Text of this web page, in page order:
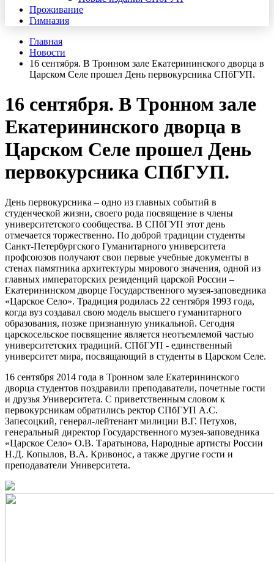
Проживание
Гимназия
Главная
Новости
16 сентября. В Тронном зале Екатерининского дворца в
Царском Селе прошел День первокурсника СПбГУП.
16 сентября. В Тронном зале
Екатерининского дворца в
Царском Селе прошел День
первокурсника СПбГУП.
День первокурсника – одно из главных событий в
студенческой жизни, своего рода посвящение в члены
университетского сообщества. В СПбГУП этот день
отмечается торжественно. По доброй традиции студенты
Санкт-Петербургского Гуманитарного университета
профсоюзов получают свои первые учебные документы в
стенах памятника архитектуры мирового значения, одной из
главных императорских резиденций царской России –
Екатерининском дворце Государственного музея-заповедника
«Царское Село». Традиция родилась 22 сентября 1993 года,
когда вуз создавал свою модель высшего гуманитарного
образования, позже признанную уникальной. Сегодня
царскосельское посвящение является неотъемлемой частью
университетских традиций. СПбГУП - единственный
университет мира, посвящающий в студенты в Царском Селе.
16 сентября 2014 года в Тронном зале Екатерининского
дворца студентов поздравили преподаватели, почетные гости
и друзья Университета. С приветственным словом к
первокурсникам обратились ректор СПбГУП А.С.
Запесоцкий, генерал-лейтенант милиции В.Г. Петухов,
генеральный директор Государственного музея-заповедника
«Царское Село» О.В. Таратынова, Народные артисты России
Н.Д. Копылов, В.А. Кривонос, а также другие гости и
преподаватели Университета.